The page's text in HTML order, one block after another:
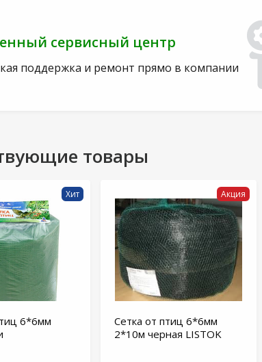
ул. Абрикосовая, 37
от цены в розничных
сервисный центр
поддержка и ремонт прямо в компании
товары
Хит
6*6мм
Акция
Сетка от птиц 6*6мм
2*10м черная LISTOK